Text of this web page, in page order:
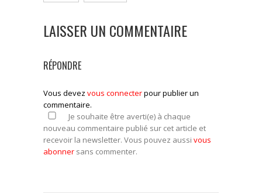
LAISSER UN COMMENTAIRE
RÉPONDRE
Vous devez vous connecterpour publier un
commentaire.
Je souhaite être averti(e) à chaque
nouveau commentaire publié sur cet article et
recevoir la newsletter. Vous pouvez aussi vous
abonner sans commenter.